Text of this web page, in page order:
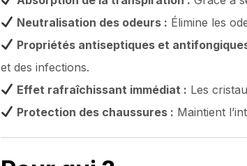
Neutralisation des odeurs : Élimine les
Propriétés antiseptiques et
et des infections.
Effet rafraîchissant immédiat : Les
Protection des chaussures : Maintient